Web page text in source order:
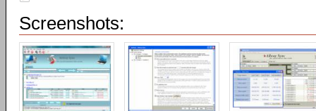
Screenshots: